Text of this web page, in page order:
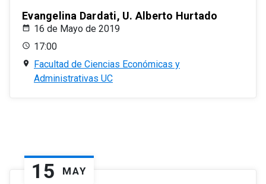
Evangelina Dardati, U. Alberto Hurtado
16 de Mayo de 2019
17:00
Facultad de Ciencias Económicas y
Administrativas UC
15 MAY